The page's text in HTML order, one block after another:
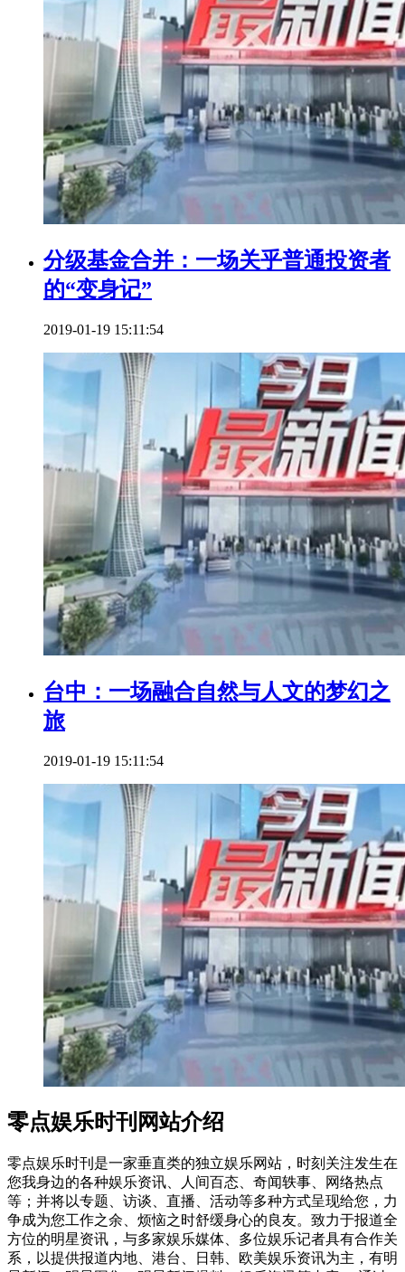
分级基金合并：一场关乎普通投资者
的“变身记”
2019-01-19 15:11:54
台中：一场融合自然与人文的梦幻之
旅
2019-01-19 15:11:54
零点娱乐时刊网站介绍
零点娱乐时刊是一家垂直类的独立娱乐网站，时刻关注发生在
您我身边的各种娱乐资讯、人间百态、奇闻轶事、网络热点
等；并将以专题、访谈、直播、活动等多种方式呈现给您，力
争成为您工作之余、烦恼之时舒缓身心的良友。致力于报道全
方位的明星资讯，与多家娱乐媒体、多位娱乐记者具有合作关
系，以提供报道内地、港台、日韩、欧美娱乐资讯为主，有明